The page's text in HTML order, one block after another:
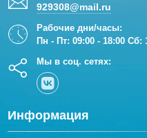
929308@mail.ru
Рабочие дни/часы:
Пн - Пт: 09:00 - 18:00
Мы в соц. сетях:
Информация